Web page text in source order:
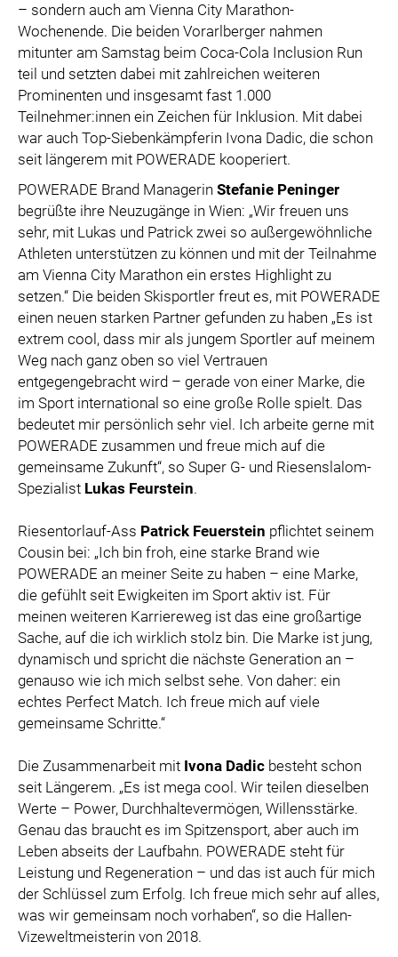
– sondern auch am Vienna City Marathon-
Wochenende. Die beiden Vorarlberger nahmen
mitunter am Samstag beim Coca-Cola Inclusion Run
teil und setzten dabei mit zahlreichen weiteren
Prominenten und insgesamt fast 1.000
Teilnehmer:innen ein Zeichen für Inklusion. Mit dabei
war auch Top-Siebenkämpferin Ivona Dadic, die schon
seit längerem mit POWERADE kooperiert.
POWERADE Brand Managerin Stefanie Peninger
begrüßte ihre Neuzugänge in Wien: „Wir freuen uns
sehr, mit Lukas und Patrick zwei so außergewöhnliche
Athleten unterstützen zu können und mit der Teilnahme
am Vienna City Marathon ein erstes Highlight zu
setzen.“ Die beiden Skisportler freut es, mit POWERADE
einen neuen starken Partner gefunden zu haben „Es ist
extrem cool, dass mir als jungem Sportler auf meinem
Weg nach ganz oben so viel Vertrauen
entgegengebracht wird – gerade von einer Marke, die
im Sport international so eine große Rolle spielt. Das
bedeutet mir persönlich sehr viel. Ich arbeite gerne mit
POWERADE zusammen und freue mich auf die
gemeinsame Zukunft“, so Super G- und Riesenslalom-
Spezialist Lukas Feurstein.
Riesentorlauf-Ass Patrick Feuerstein pflichtet seinem
Cousin bei: „Ich bin froh, eine starke Brand wie
POWERADE an meiner Seite zu haben – eine Marke,
die gefühlt seit Ewigkeiten im Sport aktiv ist. Für
meinen weiteren Karriereweg ist das eine großartige
Sache, auf die ich wirklich stolz bin. Die Marke ist jung,
dynamisch und spricht die nächste Generation an –
genauso wie ich mich selbst sehe. Von daher: ein
echtes Perfect Match. Ich freue mich auf viele
gemeinsame Schritte.“
Die Zusammenarbeit mit Ivona Dadic besteht schon
seit Längerem. „Es ist mega cool. Wir teilen dieselben
Werte – Power, Durchhaltevermögen, Willensstärke.
Genau das braucht es im Spitzensport, aber auch im
Leben abseits der Laufbahn. POWERADE steht für
Leistung und Regeneration – und das ist auch für mich
der Schlüssel zum Erfolg. Ich freue mich sehr auf alles,
was wir gemeinsam noch vorhaben“, so die Hallen-
Vizeweltmeisterin von 2018.